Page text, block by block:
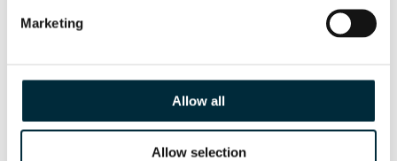
Marketing
Allow all
Allow selection